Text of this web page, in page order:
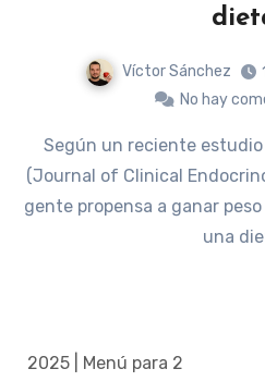
Víctor Sánchez
No hay
Según un reciente estudio publicado por el JCEM
(Journal of Clinical
gente propensa a ganar
una
2025 | Menú para 2